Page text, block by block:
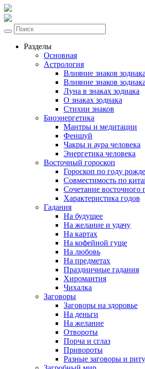
Разделы
Основная
Астрология
Влияние знаков
Влияние знаков
Луна в знаках зодиака
О знаках зодиака
Стихии знаков
Биоэнергетика
Мантры и медитации
Феншуй
Чакры и аура человека
Энергетика человека
Восточный гороскоп
Гороскоп по году
Совместимость по
Сочетание восточного
Характеристика годов
Гадания
На будущее
На желание и удачу
На картах
На кофейной гуще
На любовь
На предметах
Праздничные гадания
Хиромантия
Чихалка
Заговоры
Заговоры на здоровье
На деньги
На желание
Отвороты
Порча и сглаз
Привороты
Разные заговоры и